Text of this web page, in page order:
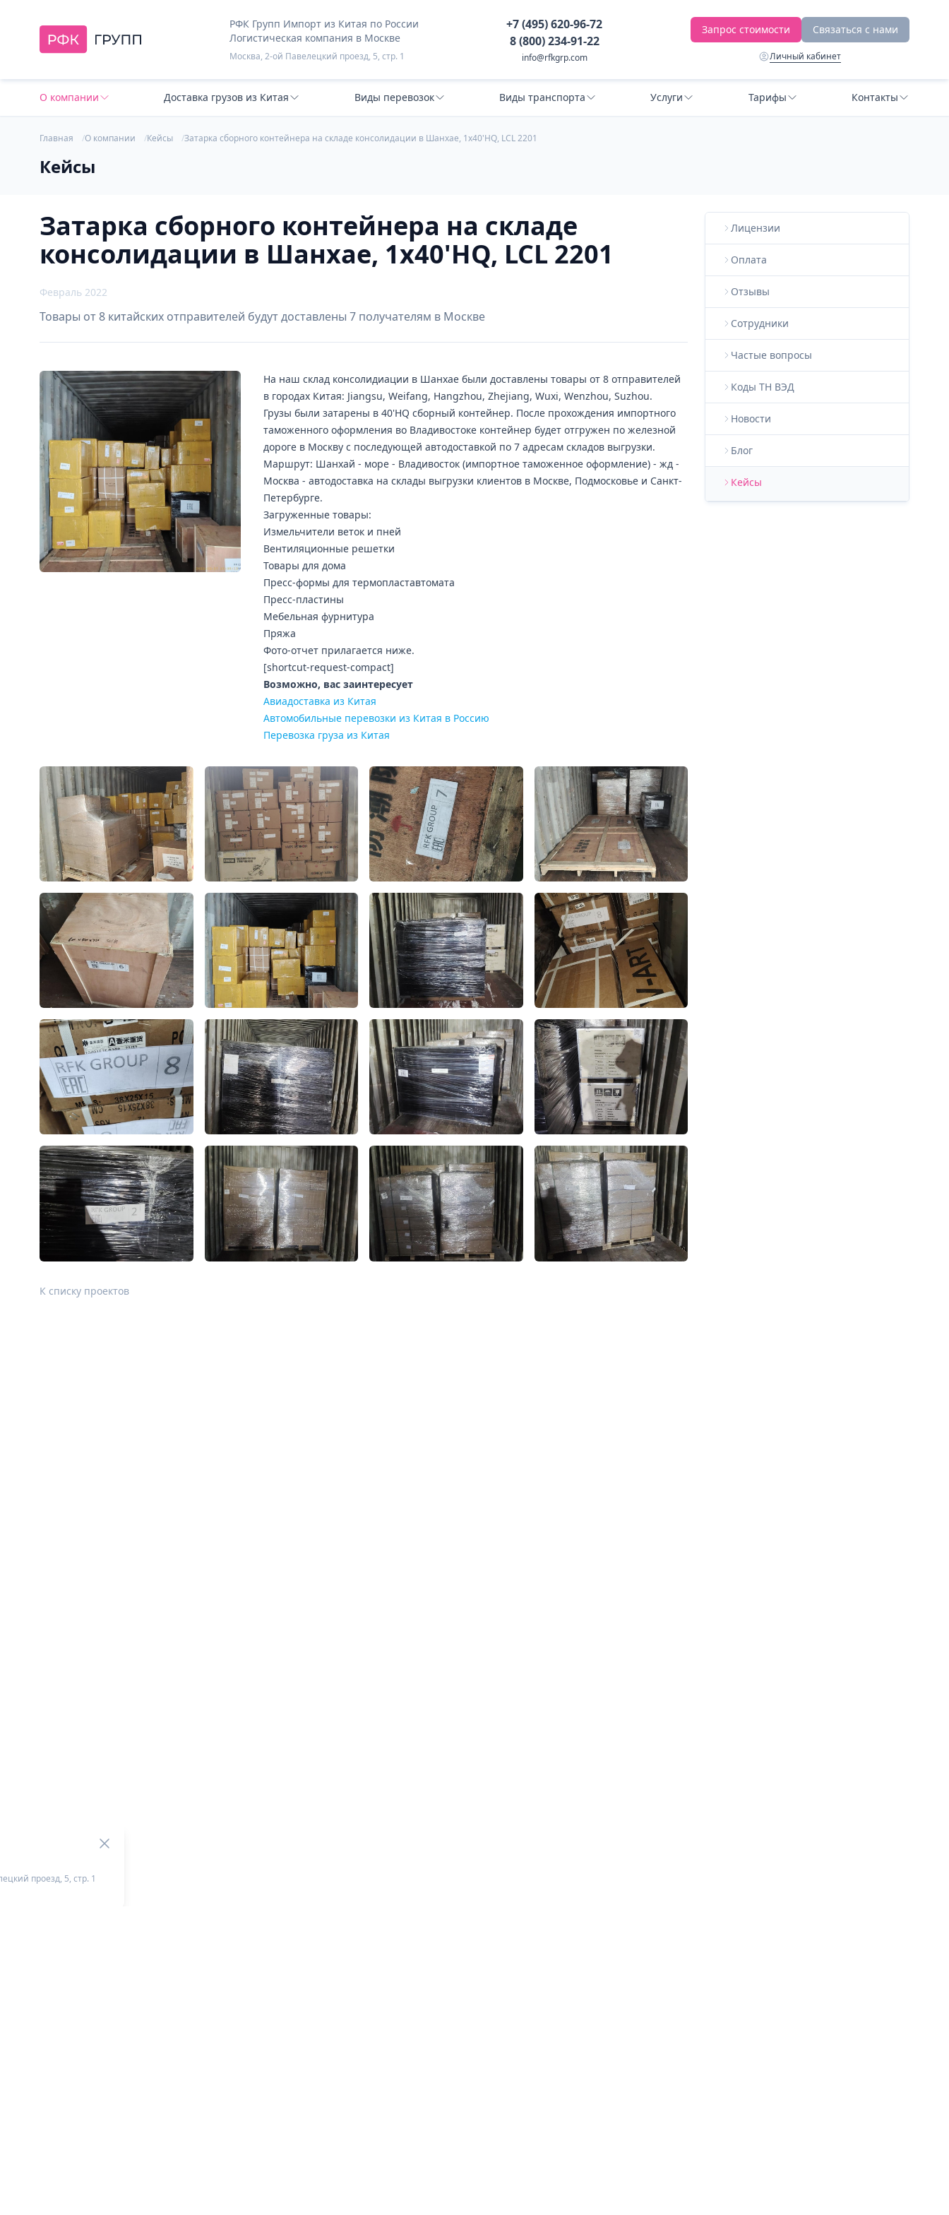
РФК Групп Импорт из Китая по России
Логистическая компания в Москве
Москва, 2-ой Павелецкий проезд, 5, стр. 1
+7 (495) 620-96-72
8 (800) 234-91-22
info@rfkgrp.com
Запрос стоимости Связаться с нами
Личный кабинет
О компании Доставка грузов из Китая Виды перевозок Виды транспорта Услуги Тарифы Контакты
Главная О компании Кейсы Затарка сборного контейнера на складе консолидации в Шанхае, 1х40'HQ, LCL 2201
Кейсы
Затарка сборного контейнера на складе
консолидации в Шанхае, 1х40'HQ, LCL 2201
Февраль 2022
Товары от 8 китайских отправителей будут доставлены 7 получателям в Москве
На наш склад консолидиации в Шанхае были доставлены товары от 8 отправителей
в городах Китая: Jiangsu, Weifang, Hangzhou, Zhejiang, Wuxi, Wenzhou, Suzhou.
Грузы были затарены в 40'HQ сборный контейнер. После прохождения импортного
таможенного оформления во Владивостоке контейнер будет отгружен по железной
дороге в Москву с последующей автодоставкой по 7 адресам складов выгрузки.
Маршрут: Шанхай - море - Владивосток (импортное таможенное оформление) - жд -
Москва - автодоставка на склады выгрузки клиентов в Москве, Подмосковье и Санкт-
Петербурге.
Загруженные товары:
Измельчители веток и пней
Вентиляционные решетки
Товары для дома
Пресс-формы для термопластавтомата
Пресс-пластины
Мебельная фурнитура
Пряжа
Фото-отчет прилагается ниже.
[shortcut-request-compact]
Возможно, вас заинтересует
Авиадоставка из Китая
Автомобильные перевозки из Китая в Россию
Перевозка груза из Китая
К списку проектов
Лицензии
Оплата
Отзывы
Сотрудники
Частые вопросы
Коды ТН ВЭД
Новости
Блог
Кейсы
проезд, 5, стр. 1